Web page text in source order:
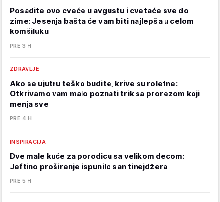
Posadite ovo cveće u avgustu i cvetaće sve do
zime: Jesenja bašta će vam biti najlepša u celom
komšiluku
PRE 3 H
ZDRAVLJE
Ako se ujutru teško budite, krive su roletne:
Otkrivamo vam malo poznati trik sa prorezom koji
menja sve
PRE 4 H
INSPIRACIJA
Dve male kuće za porodicu sa velikom decom:
Jeftino proširenje ispunilo san tinejdžera
PRE 5 H